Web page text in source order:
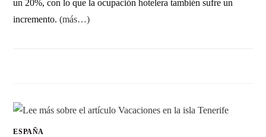
un 20%, con lo que la ocupación hotelera también sufre un
incremento.(más…)
ESPAÑA